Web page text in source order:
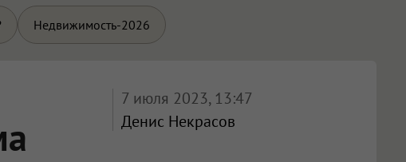
Недвижимость-2026
7 июля 2023, 13:47
Денис Некрасов